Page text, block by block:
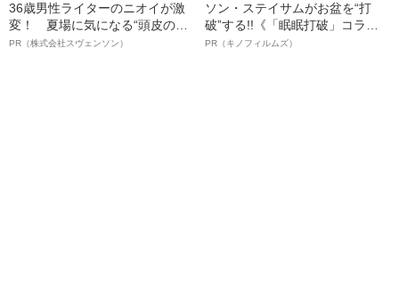
36歳男性ライターのニオイが激
変！ 夏場に気になる“頭皮のニ
オイ”や“ベタつき”を解消す
PR（株式会社スヴェンソン）
ソン・ステイサムがお盆を“打
破”する!!《「眠眠打破」コラ
ボ》
PR（キノフィルムズ）